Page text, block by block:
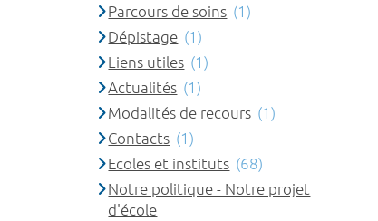
Parcours de soins (1)
Dépistage (1)
Liens utiles (1)
Actualités (1)
Modalités de recours (1)
Contacts (1)
Ecoles et instituts (68)
Notre politique - Notre projet
d'école